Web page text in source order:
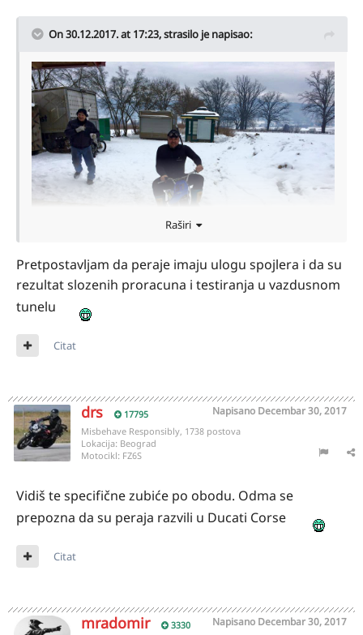
On 30.12.2017. at 17:23,strasilo je napisao:
Raširi
Pretpostavljam da peraje imaju ulogu spojlera i da su
rezultat slozenih proracuna i testiranja u vazdusnom
tunelu
Citat
drs 17795 Napisano Decembar 30, 2017
Misbehave Responsibly, 1738 postova
Lokacija: Beograd
Motocikl: FZ6S
Vidiš te specifične zubiće po obodu. Odma se
prepozna da su peraja razvili u Ducati Corse
Citat
mradomir 3330 Napisano Decembar 30, 2017